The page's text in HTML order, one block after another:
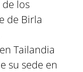
de los
de Birla
Tailandia
su sede en